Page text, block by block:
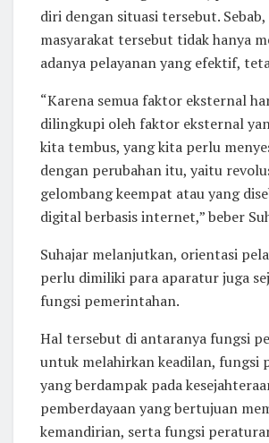
diri dengan situasi tersebut.
masyarakat tersebut tidak hanya
adanya pelayanan yang efektif,
“Karena semua faktor eksternal
dilingkupi oleh faktor eksternal
kita tembus, yang kita perlu
dengan perubahan itu, yaitu
gelombang keempat atau yang
digital berbasis internet,” beber
Suhajar melanjutkan, orientasi
perlu dimiliki para aparatur juga
fungsi pemerintahan.
Hal tersebut di antaranya fungsi
untuk melahirkan keadilan, fungsi
yang berdampak pada
pemberdayaan yang bertujuan
kemandirian, serta fungsi